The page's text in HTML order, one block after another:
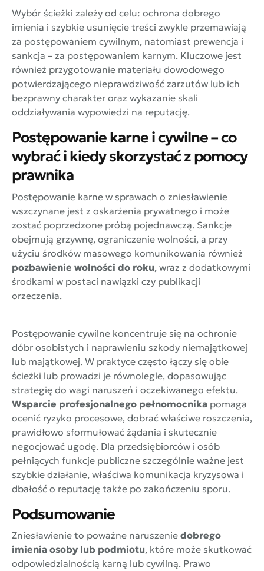
Wybór ścieżki zależy od celu: ochrona dobrego
imienia i szybkie usunięcie treści zwykle przemawiają
za postępowaniem cywilnym, natomiast prewencja i
sankcja – za postępowaniem karnym. Kluczowe jest
również przygotowanie materiału dowodowego
potwierdzającego nieprawdziwość zarzutów lub ich
bezprawny charakter oraz wykazanie skali
oddziaływania wypowiedzi na reputację.
Postępowanie karne i cywilne – co
wybrać i kiedy skorzystać z pomocy
prawnika
Postępowanie karne w sprawach o zniesławienie
wszczynane jest z oskarżenia prywatnego i może
zostać poprzedzone próbą pojednawczą. Sankcje
obejmują grzywnę, ograniczenie wolności, a przy
użyciu środków masowego komunikowania również
pozbawienie wolności do roku, wraz z dodatkowymi
środkami w postaci nawiązki czy publikacji
orzeczenia.
Postępowanie cywilne koncentruje się na ochronie
dóbr osobistych i naprawieniu szkody niemajątkowej
lub majątkowej. W praktyce często łączy się obie
ścieżki lub prowadzi je równolegle, dopasowując
strategię do wagi naruszeń i oczekiwanego efektu.
Wsparcie profesjonalnego pełnomocnika pomaga
ocenić ryzyko procesowe, dobrać właściwe roszczenia,
prawidłowo sformułować żądania i skutecznie
negocjować ugodę. Dla przedsiębiorców i osób
pełniących funkcje publiczne szczególnie ważne jest
szybkie działanie, właściwa komunikacja kryzysowa i
dbałość o reputację także po zakończeniu sporu.
Podsumowanie
Zniesławienie to poważne naruszenie dobrego
imienia osoby lub podmiotu, które może skutkować
odpowiedzialnością karną lub cywilną. Prawo